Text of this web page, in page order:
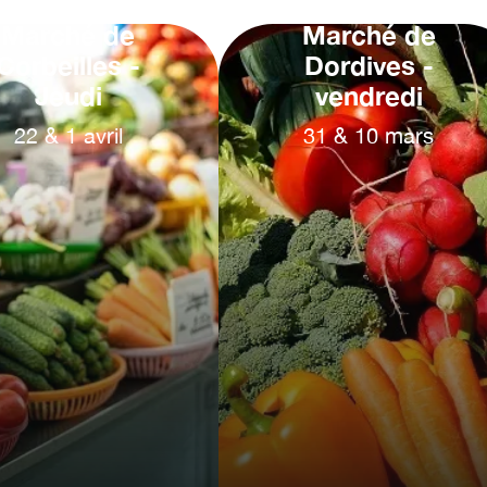
Marché de
-
Jeudi
22 & 1 avril
Marché de
Dordives -
vendredi
31 & 10 mars